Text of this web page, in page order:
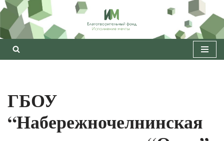
Перейти
к
содержимому
ГБОУ
“Набережночелнинская